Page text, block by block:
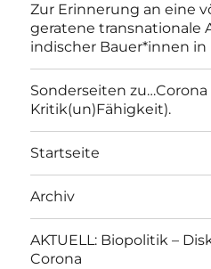
Zur Erinnerung an eine
geratene transnationale
indischer Bauer*innen in
Sonderseiten
Kritik(un)Fähigkeit).
Startseite
Archiv
AKTUELL: Biopolitik –
Corona